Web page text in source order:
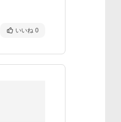
いいね 0